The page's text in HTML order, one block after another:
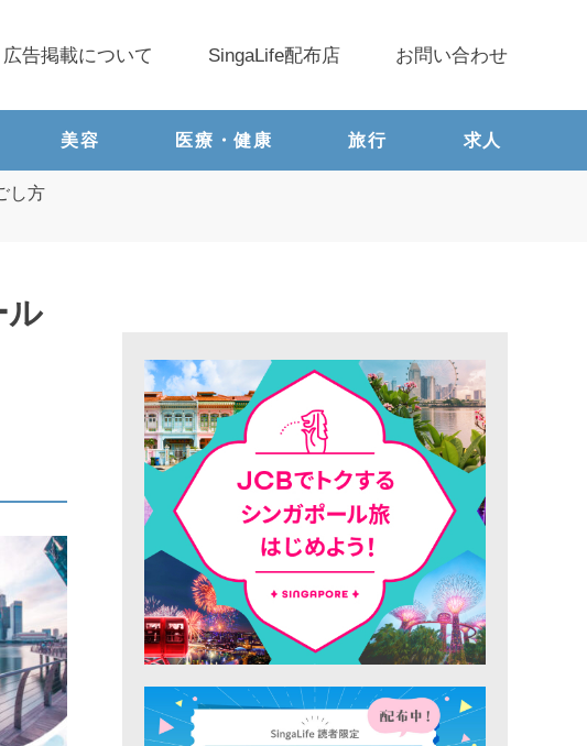
美容 医療・健康 旅行 求人
広告掲載について SingaLife配布店 お問い合わせ
し方
ル